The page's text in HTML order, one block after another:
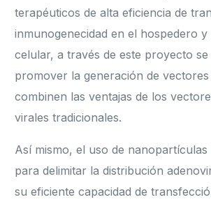
terapéuticos de alta eficiencia de
inmunogenecidad en el hospedero
celular, a través de este proyecto
promover la generación de
combinen las ventajas de los
virales tradicionales.
Así mismo, el uso de nanopartículas
para delimitar la distribución
su eficiente capacidad de